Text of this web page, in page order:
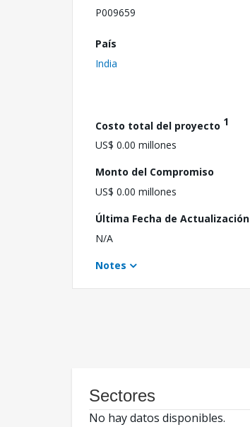
P009659
País
India
Costo total del proyecto 1
US$ 0.00 millones
Monto del Compromiso
US$ 0.00 millones
Última Fecha de Actualización
N/A
Notes
Sectores
No hay datos disponibles.